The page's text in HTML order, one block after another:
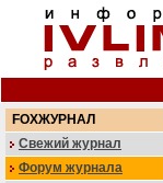
FOXЖУРНАЛ
Свежий журнал
Форум журнала